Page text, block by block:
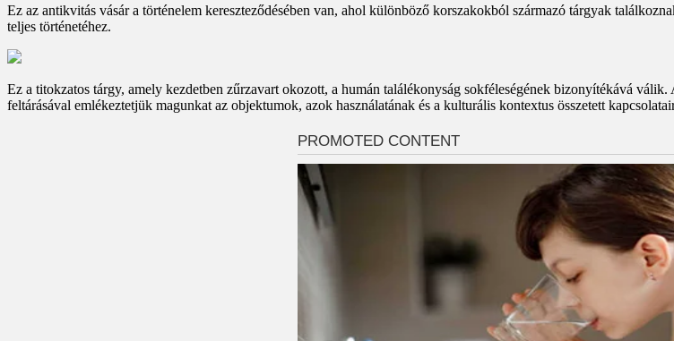
Ez az antikvitás vásár a történelem kereszteződésében van, ahol különböző korszakokból származó tárgyak
teljes történetéhez.
Ez a titokzatos tárgy, amely kezdetben zűrzavart okozott, a humán találékonyság sokféleségének bizonyítékává
feltárásával emlékeztetjük magunkat az objektumok, azok használatának és a kulturális kontextus összetett